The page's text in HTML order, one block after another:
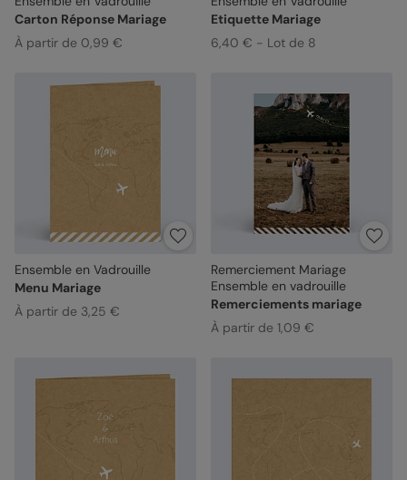
Carton Réponse Mariage
À partir de 0,99 €
Etiquette Mariage
6,40 € - Lot de 8
Ensemble en Vadrouille
Menu Mariage
À partir de 3,25 €
Remerciement Mariage
Ensemble en vadrouille
Remerciements mariage
À partir de 1,09 €